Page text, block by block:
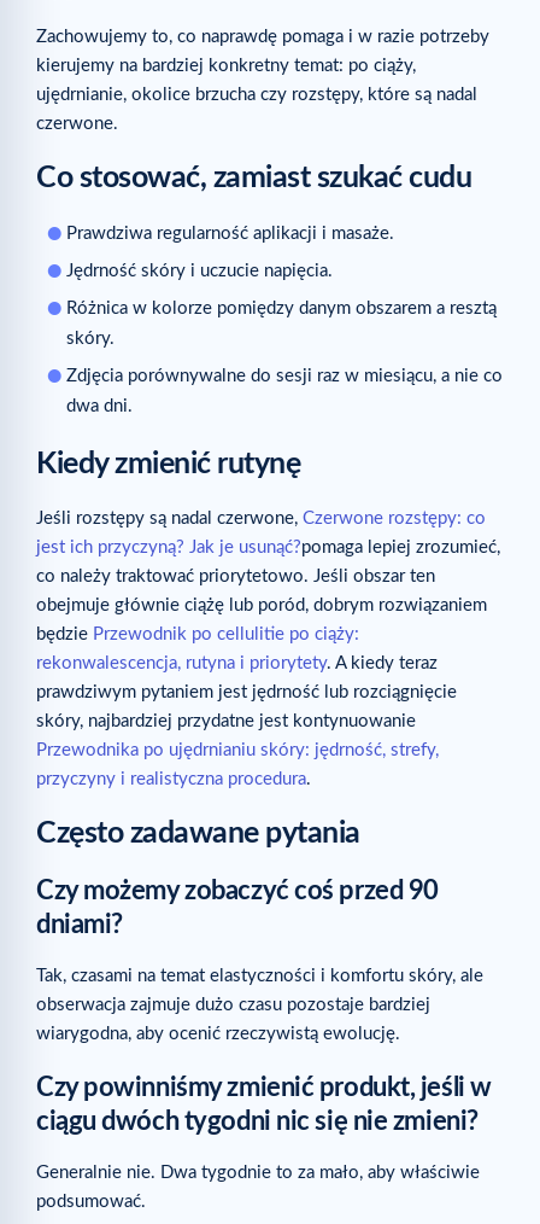
Zachowujemy to, co naprawdę pomaga i w razie potrzeby
kierujemy na bardziej konkretny temat: po ciąży,
ujędrnianie, okolice brzucha czy rozstępy, które są nadal
czerwone.
Co stosować, zamiast szukać cudu
Prawdziwa regularność aplikacji i masaże.
Jędrność skóry i uczucie napięcia.
Różnica w kolorze pomiędzy danym obszarem a resztą
skóry.
Zdjęcia porównywalne do sesji raz w miesiącu, a nie co
dwa dni.
Kiedy zmienić rutynę
Jeśli rozstępy są nadal czerwone, Czerwone rozstępy: co
jest ich przyczyną? Jak je usunąć?pomaga lepiej zrozumieć,
co należy traktować priorytetowo. Jeśli obszar ten
obejmuje głównie ciążę lub poród, dobrym rozwiązaniem
będzie Przewodnik po cellulitie po ciąży:
rekonwalescencja, rutyna i priorytety. A kiedy teraz
prawdziwym pytaniem jest jędrność lub rozciągnięcie
skóry, najbardziej przydatne jest kontynuowanie
Przewodnika po ujędrnianiu skóry: jędrność, strefy,
przyczyny i realistyczna procedura.
Często zadawane pytania
Czy możemy zobaczyć coś przed 90
dniami?
Tak, czasami na temat elastyczności i komfortu skóry, ale
obserwacja zajmuje dużo czasu pozostaje bardziej
wiarygodna, aby ocenić rzeczywistą ewolucję.
Czy powinniśmy zmienić produkt, jeśli w
ciągu dwóch tygodni nic się nie zmieni?
Generalnie nie. Dwa tygodnie to za mało, aby właściwie
podsumować.